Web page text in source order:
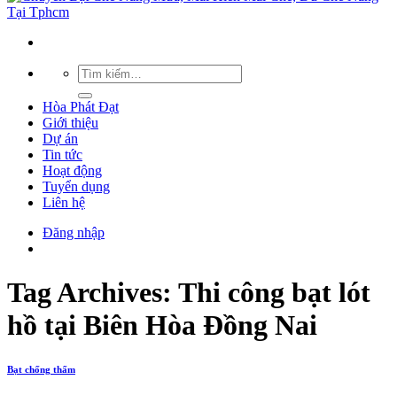
Hòa Phát Đạt
Giới thiệu
Dự án
Tin tức
Hoạt động
Tuyển dụng
Liên hệ
Đăng nhập
Tag Archives: Thi công bạt lót
hồ tại Biên Hòa Đồng Nai
Bạt chống thấm